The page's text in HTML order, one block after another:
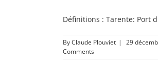
Définitions : Tarente: Port
ByClaude Plouviet | 29
Comments